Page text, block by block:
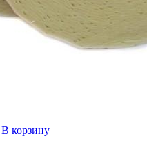
В корзину